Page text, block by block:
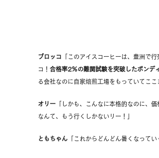
ブロッコ 「このアイスコーヒーは、豊洲で
コ！ 合格率2％の難関試験を突破したボンデ
る会社なのに自家焙煎工場をもっていてこ
オリー 「しかも、こんなに本格的なのに、
なんて、もう行くしかないリー！」
ともちゃん 「これからどんどん暑くなって